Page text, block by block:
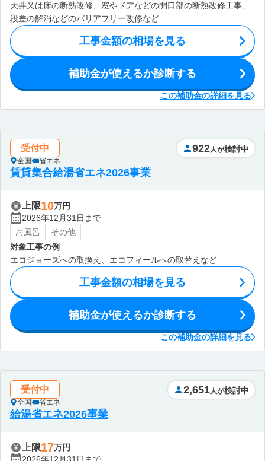
天井又は床の断熱改修、窓やドアなどの開口部の断熱改修工事、
段差の解消などのバリアフリー改修など
工事金額の相場を見る
補助金が使えるか診断する
この補助金の詳細を見る
受付中
全国 省エネ
922 人が検討中
賃貸集合給湯省エネ2026事業
上限10万円
2026年12月31日まで
お風呂
その他
対象工事の例
エコジョーズへの取換え、エコフィールへの取替えなど
工事金額の相場を見る
補助金が使えるか診断する
この補助金の詳細を見る
受付中
全国 省エネ
2,651 人が検討中
給湯省エネ2026事業
上限17万円